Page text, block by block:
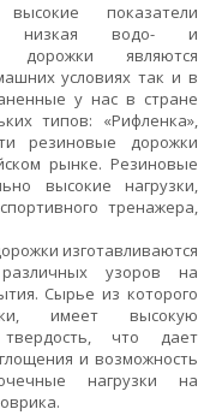
показатели
низкая водо- и
дорожки являются
условиях так и в
у нас в стране
типов: «Рифленка»,
резиновые дорожки
рынке. Резиновые
высокие нагрузки,
тренажера,
изготавливаются
узоров на
Сырье из которого
имеет высокую
что дает
и возможность
нагрузки на